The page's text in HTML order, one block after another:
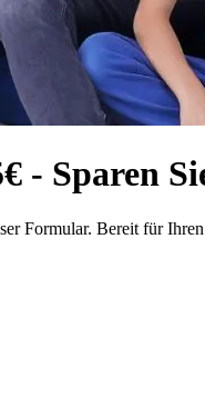
- Sparen
Formular. Bereit für